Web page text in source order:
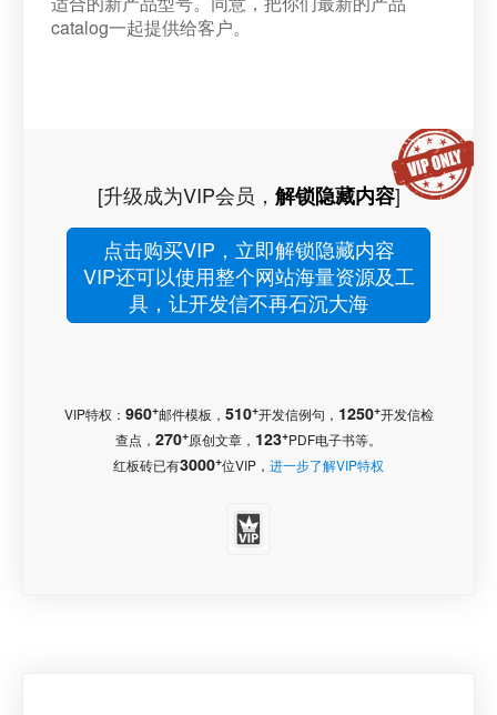
catalog一起提供给客户。
[升级成为VIP会员， 解锁隐藏内容]
点击购买VIP，立即解锁隐藏内容
VIP还可以使用整个网站海量资源及工
具，让开发信不再石沉大海
VIP特权： 960+邮件模板， 510+开发信例句， 1250+开发信检
查点， 270+原创文章， 123+PDF电子书等。
红板砖已有3000+位VIP， 进一步了解VIP特权